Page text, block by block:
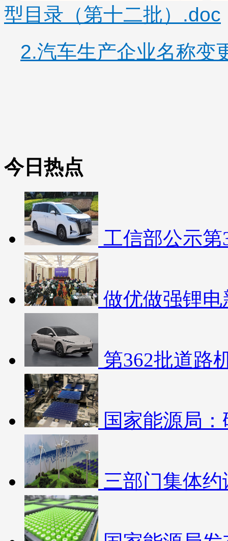
型目录（第十二批）.doc
2.汽车生产企业名称变
今日热点
工信部公示第
做优做强锂
第362批道路
国家能源局
三部门集体